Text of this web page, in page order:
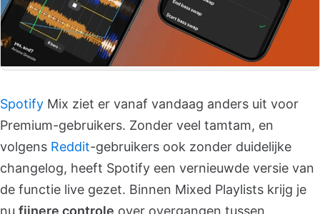
Spotify Mix ziet er vanaf vandaag anders uit voor
Premium-gebruikers. Zonder veel tamtam, en
volgens Reddit-gebruikers ook zonder duidelijke
changelog, heeft Spotify een vernieuwde versie van
de functie live gezet. Binnen Mixed Playlists krijg je
nu fijnere controle over overgangen tussen